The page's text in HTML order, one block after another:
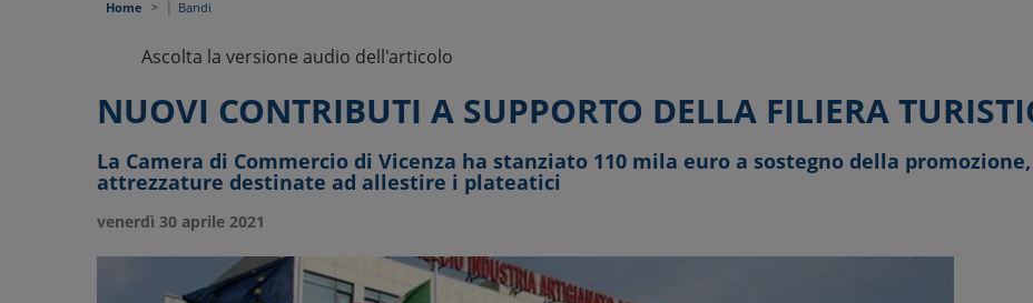
Home | Bandi
Ascolta la versione audio dell'articolo
NUOVI CONTRIBUTI A SUPPORTO DELLA FILIERA
La Camera di Commercio di Vicenza ha stanziato 110 mila euro a sostegno della
attrezzature destinate ad allestire i plateatici
venerdì 30 aprile 2021